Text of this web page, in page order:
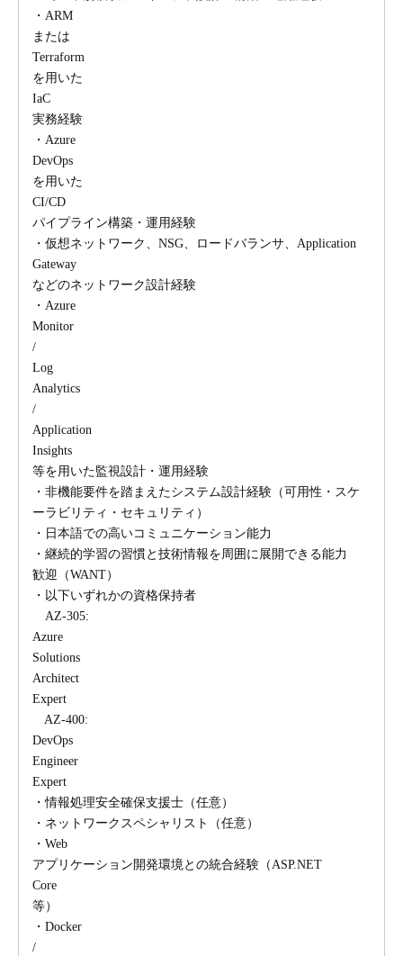
・ARM
または
Terraform
を用いた
IaC
実務経験
・Azure
DevOps
を用いた
CI/CD
パイプライン構築・運用経験
・仮想ネットワーク、NSG、ロードバランサ、Application
Gateway
などのネットワーク設計経験
・Azure
Monitor
/
Log
Analytics
/
Application
Insights
等を用いた監視設計・運用経験
・非機能要件を踏まえたシステム設計経験（可用性・スケ
ーラビリティ・セキュリティ）
・日本語での高いコミュニケーション能力
・継続的学習の習慣と技術情報を周囲に展開できる能力
歓迎（WANT）
・以下いずれかの資格保持者
AZ-305:
Azure
Solutions
Architect
Expert
AZ-400:
DevOps
Engineer
Expert
・情報処理安全確保支援士（任意）
・ネットワークスペシャリスト（任意）
・Web
アプリケーション開発環境との統合経験（ASP.NET
Core
等）
・Docker
/